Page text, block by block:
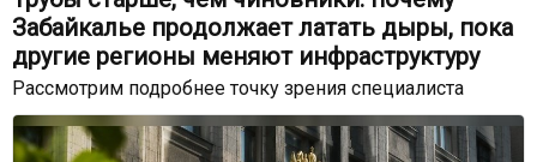
Забайкалье продолжает латать дыры, пока
другие регионы меняют инфраструктуру
Рассмотрим подробнее точку зрения специалиста